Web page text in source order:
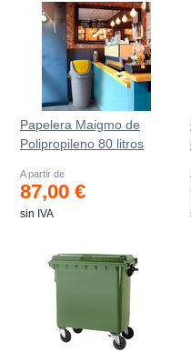
Papelera Maigmo de
Polipropileno 80 litros
A partir de
87,00 €
sin IVA